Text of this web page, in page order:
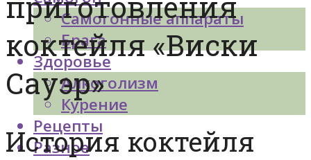
Самогонные аппараты
Брага
Здоровье
Алкоголизм
Курение
Рецепты
Разное
коктейля «Виски
Сауэр»
История коктейля